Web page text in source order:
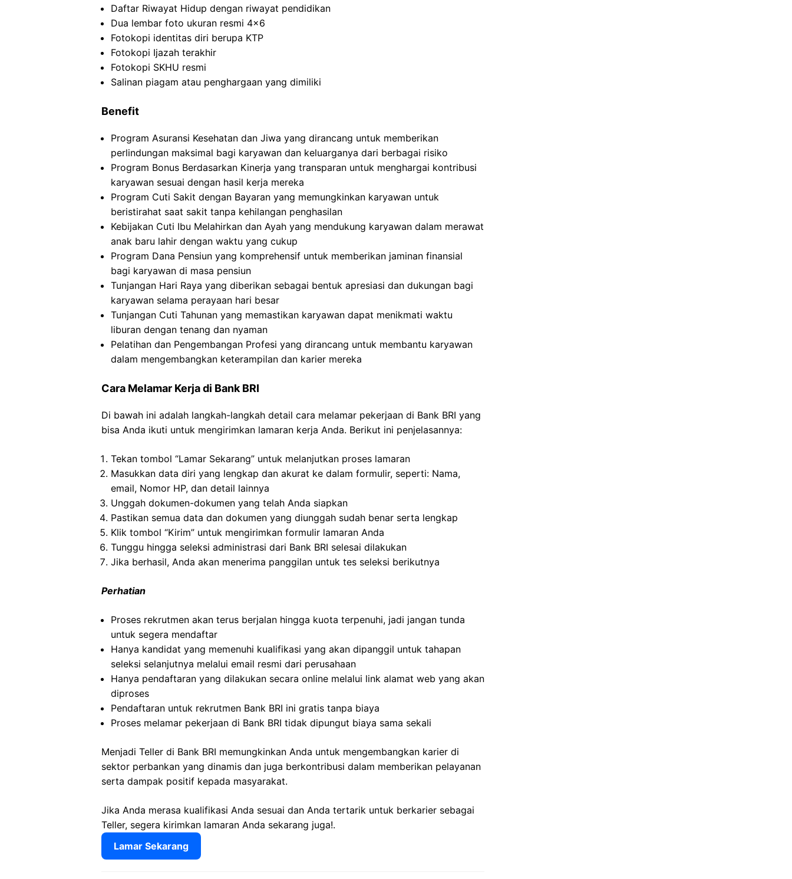
Daftar Riwayat Hidup dengan riwayat pendidikan
Dua lembar foto ukuran resmi 4×6
Fotokopi identitas diri berupa KTP
Fotokopi Ijazah terakhir
Fotokopi SKHU resmi
Salinan piagam atau penghargaan yang dimiliki
Benefit
Program Asuransi Kesehatan dan Jiwa yang dirancang untuk memberikan
perlindungan maksimal bagi karyawan dan keluarganya dari berbagai risiko
Program Bonus Berdasarkan Kinerja yang transparan untuk menghargai kontribusi
karyawan sesuai dengan hasil kerja mereka
Program Cuti Sakit dengan Bayaran yang memungkinkan karyawan untuk
beristirahat saat sakit tanpa kehilangan penghasilan
Kebijakan Cuti Ibu Melahirkan dan Ayah yang mendukung karyawan dalam merawat
anak baru lahir dengan waktu yang cukup
Program Dana Pensiun yang komprehensif untuk memberikan jaminan finansial
bagi karyawan di masa pensiun
Tunjangan Hari Raya yang diberikan sebagai bentuk apresiasi dan dukungan bagi
karyawan selama perayaan hari besar
Tunjangan Cuti Tahunan yang memastikan karyawan dapat menikmati waktu
liburan dengan tenang dan nyaman
Pelatihan dan Pengembangan Profesi yang dirancang untuk membantu karyawan
dalam mengembangkan keterampilan dan karier mereka
Cara Melamar Kerja di Bank BRI
Di bawah ini adalah langkah-langkah detail cara melamar pekerjaan di Bank BRI yang
bisa Anda ikuti untuk mengirimkan lamaran kerja Anda. Berikut ini penjelasannya:
Tekan tombol “Lamar Sekarang” untuk melanjutkan proses lamaran
Masukkan data diri yang lengkap dan akurat ke dalam formulir, seperti: Nama,
email, Nomor HP, dan detail lainnya
Unggah dokumen-dokumen yang telah Anda siapkan
Pastikan semua data dan dokumen yang diunggah sudah benar serta lengkap
Klik tombol “Kirim” untuk mengirimkan formulir lamaran Anda
Tunggu hingga seleksi administrasi dari Bank BRI selesai dilakukan
Jika berhasil, Anda akan menerima panggilan untuk tes seleksi berikutnya
Perhatian
Proses rekrutmen akan terus berjalan hingga kuota terpenuhi, jadi jangan tunda
untuk segera mendaftar
Hanya kandidat yang memenuhi kualifikasi yang akan dipanggil untuk tahapan
seleksi selanjutnya melalui email resmi dari perusahaan
Hanya pendaftaran yang dilakukan secara online melalui link alamat web yang akan
diproses
Pendaftaran untuk rekrutmen Bank BRI ini gratis tanpa biaya
Proses melamar pekerjaan di Bank BRI tidak dipungut biaya sama sekali
Menjadi Teller di Bank BRI memungkinkan Anda untuk mengembangkan karier di
sektor perbankan yang dinamis dan juga berkontribusi dalam memberikan pelayanan
serta dampak positif kepada masyarakat.
Jika Anda merasa kualifikasi Anda sesuai dan Anda tertarik untuk berkarier sebagai
Teller, segera kirimkan lamaran Anda sekarang juga!.
Lamar Sekarang